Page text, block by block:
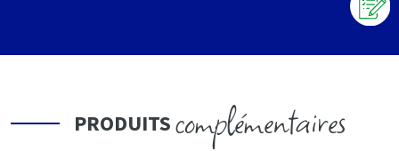
PRODUITScomplémentaires